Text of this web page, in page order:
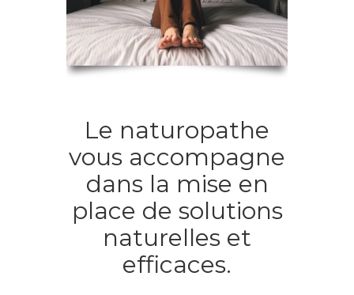
Le naturopathe
vous accompagne
dans la mise en
place de solutions
naturelles et
efficaces.